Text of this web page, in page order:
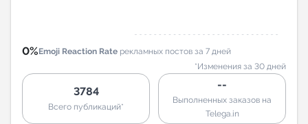
0%Emoji Reaction Rate рекламных постов за 7 дней
*Изменения за 30 дней
3784
Всего публикаций*
--
Выполненных заказов на
Telega.in